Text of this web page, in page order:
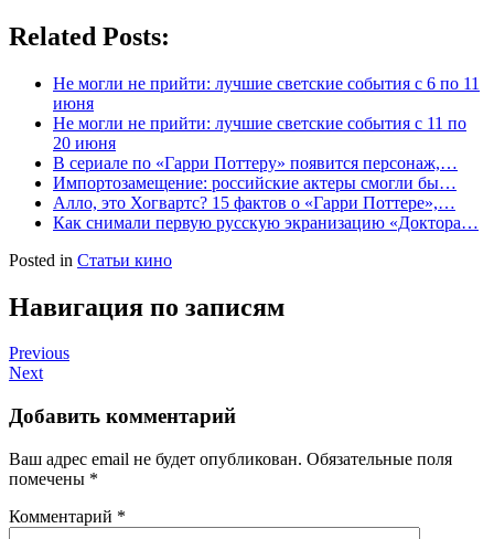
Related Posts:
Не могли не прийти: лучшие светские события с 6 по 11
июня
Не могли не прийти: лучшие светские события с 11 по
20 июня
В сериале по «Гарри Поттеру» появится персонаж,…
Импортозамещение: российские актеры смогли бы…
Алло, это Хогвартс? 15 фактов о «Гарри Поттере»,…
Как снимали первую русскую экранизацию «Доктора…
Posted in Статьи кино
Навигация по записям
Previous
Next
Добавить комментарий
Ваш адрес email не будет опубликован. Обязательные поля
помечены *
Комментарий *